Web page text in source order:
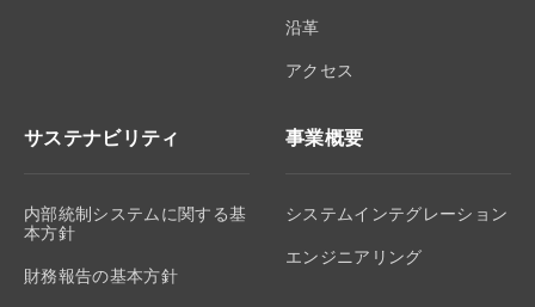
沿革
アクセス
サステナビリティ
内部統制システムに関する基
本方針
財務報告の基本方針
事業概要
システムインテグレーション
エンジニアリング